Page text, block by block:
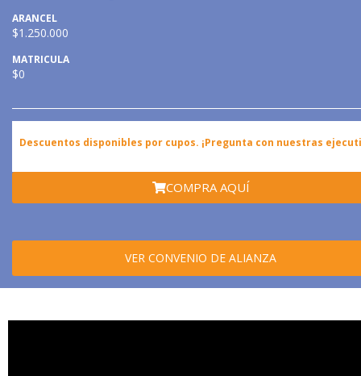
ARANCEL
$1.250.000
MATRICULA
$0
Descuentos disponibles por cupos. ¡Pregunta con nuestras
COMPRA AQUÍ
VER CONVENIO DE ALIANZA